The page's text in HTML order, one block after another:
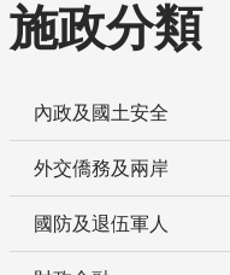
施政分類
內政及國土安全
外交僑務及兩岸
國防及退伍軍人